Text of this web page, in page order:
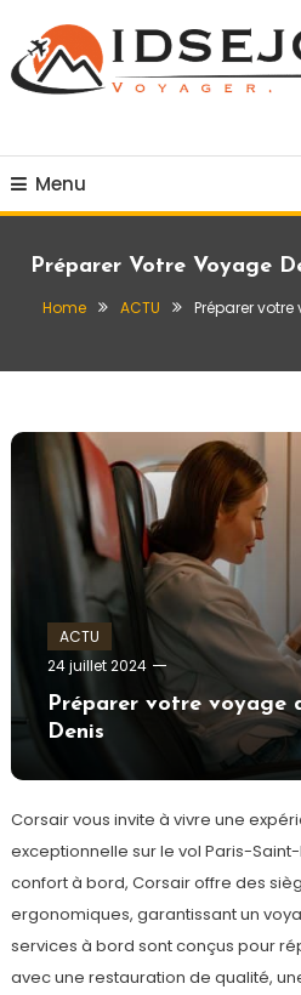
Content
Menu
Préparer Votre Voyage
Home ACTU Préparer
ACTU
24 juillet 2024
admin
Préparer votre voyage
Denis
Corsair vous invite à vivre une
exceptionnelle sur le vol Paris-
confort à bord, Corsair offre des
ergonomiques, garantissant un
services à bord sont conçus pour
avec une restauration de qualité,